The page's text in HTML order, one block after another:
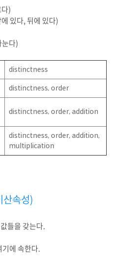
)
있다, 뒤에 있다)
다)
distinctness
distinctness, order
distinctness, order, addition
distinctness, order, addition,
multiplication
속성)
들을 갖는다.
에 속한다.